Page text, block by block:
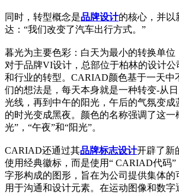
同时，转型概念是品牌设计的核心，并以
达：“我们改变了汽车出行方式。”
暮光为主要色彩：白天为最小的转换单位
对于品牌VI设计，总部位于柏林的设计公
和行业的转型。CARIAD颜色基于一天中
们的想法是，每天本身就是一种转变-从
光线，再到中午的阳光，午后的气氛变成
的时光变成黑夜。颜色的名称强调了这一
光”，“午夜”和“阳光”。
CARIAD还通过其品牌标志设计开辟了新
使用经典徽标，而是使用“ CARIAD代码”
字形构成的图形，旨在为公司提供集体的
用于沟通和设计元素。在运动图像和数